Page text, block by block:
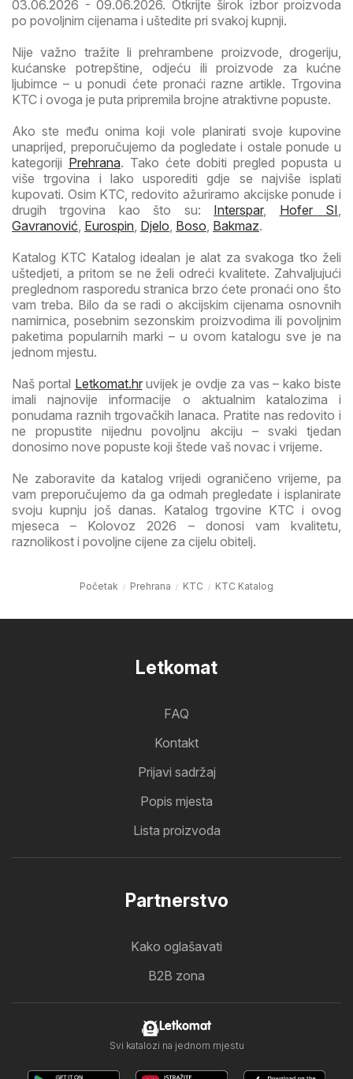
03.06.2026 - 09.06.2026. Otkrijte širok izbor proizvoda
po povoljnim cijenama i uštedite pri svakoj kupnji.
Nije važno tražite li prehrambene proizvode, drogeriju,
kućanske potrepštine, odjeću ili proizvode za kućne
ljubimce – u ponudi ćete pronaći razne artikle. Trgovina
KTC i ovoga je puta pripremila brojne atraktivne popuste.
Ako ste među onima koji vole planirati svoje kupovine
unaprijed, preporučujemo da pogledate i ostale ponude u
kategoriji Prehrana. Tako ćete dobiti pregled popusta u
više trgovina i lako usporediti gdje se najviše isplati
kupovati. Osim KTC, redovito ažuriramo akcijske ponude i
drugih trgovina kao što su: Interspar, Hofer SI
Gavranović Eurospin Djelo Boso Bakmaz.
Katalog KTC Katalog idealan je alat za svakoga tko želi
uštedjeti, a pritom se ne želi odreći kvalitete. Zahvaljujući
preglednom rasporedu stranica brzo ćete pronaći ono što
vam treba. Bilo da se radi o akcijskim cijenama osnovnih
namirnica, posebnim sezonskim proizvodima ili povoljnim
paketima popularnih marki – u ovom katalogu sve je na
jednom mjestu.
Naš portal Letkomat.hruvijek je ovdje za vas – kako biste
imali najnovije informacije o aktualnim katalozima i
ponudama raznih trgovačkih lanaca. Pratite nas redovito i
ne propustite nijednu povoljnu akciju – svaki tjedan
donosimo nove popuste koji štede vaš novac i vrijeme.
Ne zaboravite da katalog vrijedi ograničeno vrijeme, pa
vam preporučujemo da ga odmah pregledate i isplanirate
svoju kupnju još danas. Katalog trgovine KTC i ovog
mjeseca – Kolovoz 2026 – donosi vam kvalitetu,
raznolikost i povoljne cijene za cijelu obitelj.
Početak Prehrana KTC KTC Katalog
Letkomat
FAQ
Kontakt
Prijavi sadržaj
Popis mjesta
Lista proizvoda
Partnerstvo
Kako oglašavati
B2B zona
Letkomat
Svi katalozi na jednom mjestu